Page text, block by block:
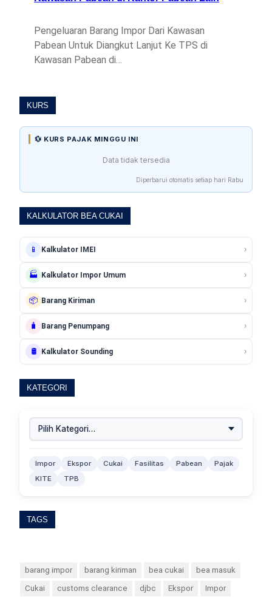
Pengeluaran Barang Impor Dari Kawasan
Pabean Untuk Diangkut Lanjut Ke TPS di
Kawasan Pabean di…
KURS
💱 KURS PAJAK MINGGU INI
Data tidak tersedia
Diperbarui otomatis setiap hari Rabu
KALKULATOR BEA CUKAI
📱 Kalkulator IMEI ›
🏭 Kalkulator Impor Umum ›
📦 Barang Kiriman ›
🧳 Barang Penumpang ›
🛢️ Kalkulator Sounding ›
KATEGORI
Impor Ekspor Cukai Fasilitas Pabean
Pajak
KITE
TPB
TAGS
barang impor barang kiriman bea cukai
bea masuk
Cukai
customs clearance djbc Ekspor
Impor